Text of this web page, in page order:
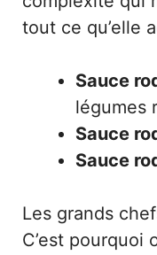
tout ce qu’elle
Sauce
légumes
Sauce
Sauce
Les grands
C’est